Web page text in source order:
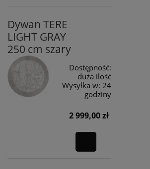
Dywan TERE
LIGHT GRAY
250 cm szary
Dostępność:
duża ilość
Wysyłka w: 24
godziny
2 999,00 zł